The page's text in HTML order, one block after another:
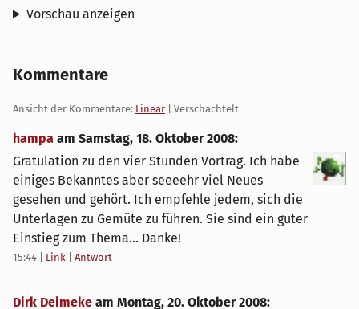
Vorschau anzeigen
Kommentare
Ansicht der Kommentare: Linear | Verschachtelt
hampa am Samstag, 18. Oktober 2008:
Gratulation zu den vier Stunden Vortrag. Ich habe
einiges Bekanntes aber seeeehr viel Neues
gesehen und gehört. Ich empfehle jedem, sich die
Unterlagen zu Gemüte zu führen. Sie sind ein guter
Einstieg zum Thema... Danke!
15:44 Link Antwort
Dirk Deimeke am Montag, 20. Oktober 2008: